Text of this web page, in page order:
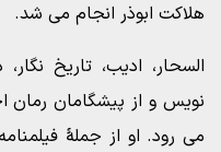
هلاکت ابوذر انجام می شد.
السحار، ادیب، تاریخ
نویس و از پیشگامان
می رود. او از جملۀ